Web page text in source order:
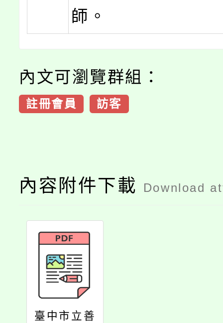
師。
內文可瀏覽群組：
註冊會員 訪客
內容附件下載 Download
臺中市立善